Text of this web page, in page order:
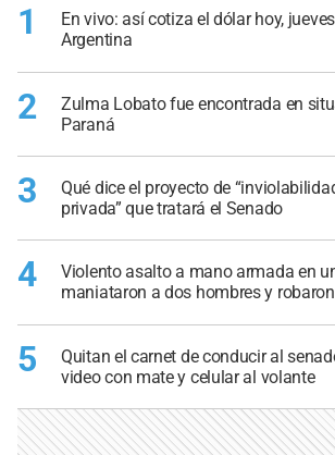
1
En vivo: así cotiza el dólar hoy,
Argentina
2
Zulma Lobato fue encontrada en
Paraná
3
Qué dice el proyecto de
privada” que tratará el Senado
4
Violento asalto a mano armada en
maniataron a dos hombres y
5
Quitan el carnet de conducir al
video con mate y celular al volante